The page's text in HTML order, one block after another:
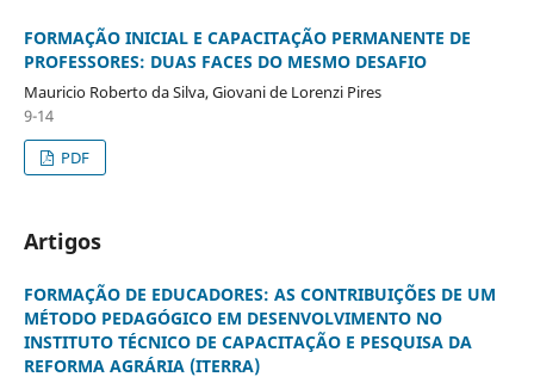
FORMAÇÃO INICIAL E CAPACITAÇÃO PERMANENTE DE
PROFESSORES: DUAS FACES DO MESMO DESAFIO
Mauricio Roberto da Silva, Giovani de Lorenzi Pires
9-14
PDF
Artigos
FORMAÇÃO DE EDUCADORES: AS CONTRIBUIÇÕES DE UM
MÉTODO PEDAGÓGICO EM DESENVOLVIMENTO NO
INSTITUTO TÉCNICO DE CAPACITAÇÃO E PESQUISA DA
REFORMA AGRÁRIA (ITERRA)